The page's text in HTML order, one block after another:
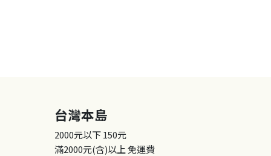
台灣本島
2000元以下150元
滿2000元(含)以上免運費